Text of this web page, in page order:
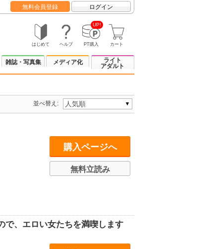
無料会員登録 ログイン
はじめて ヘルプ
UP!
PT購入 カート
雑誌・写真集 メディア化
ライト
アダルト
並べ替え:
購入ページへ
無料立読み
で、エロい女たちを満喫します